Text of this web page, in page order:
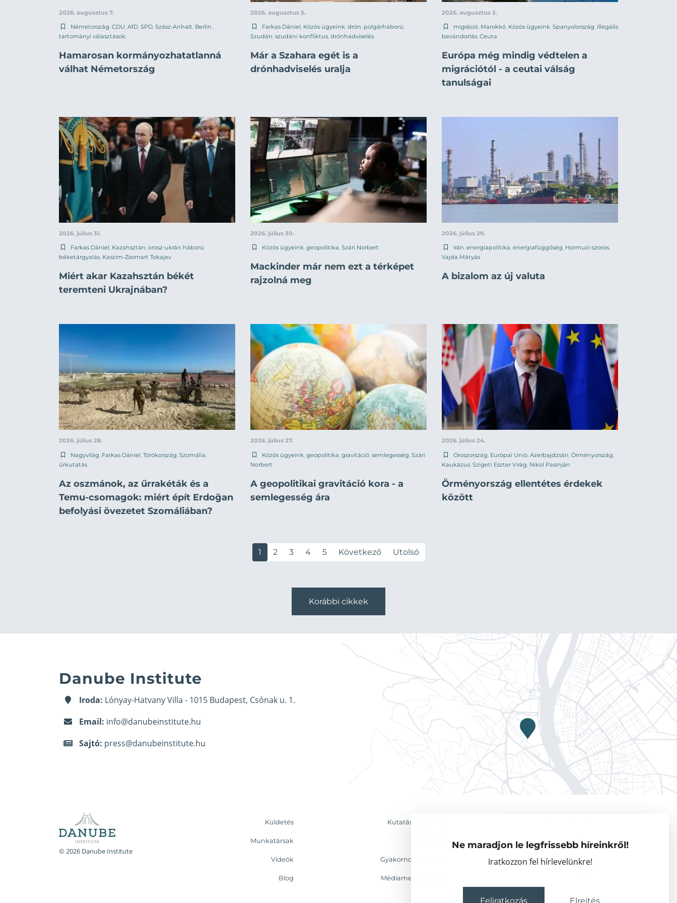
Ne maradjon le legfrissebb híreinkről!
Iratkozzon fel hírlevelünkre!
Feliratkozás Elrejtés
2026. augusztus 7.
Németország CDU AfD SPD Szász-Anhalt Berlin
tartományi választások
Hamarosan kormányozhatatlanná
válhat Németország
2026. augusztus 5.
Farkas Dániel Közös ügyeink drón polgárháború
Szudán szudáni konfliktus drónhadviselés
Már a Szahara egét is a
drónhadviselés uralja
2026. augusztus 3.
migráció Marokkó Közös ügyeink Spanyolország illegális
bevándorlás Ceuta
Európa még mindig védtelen a
migrációtól - a ceutai válság
tanulságai
2026. július 31.
Farkas Dániel, Kazahsztán, orosz-ukrán háború,
béketárgyalás, Kaszim-Zsomart Tokajev
Miért akar Kazahsztán békét
teremteni Ukrajnában?
2026. július 30.
Közös ügyeink, geopolitika, Szári Norbert
Mackinder már nem ezt a térképet
rajzolná meg
2026. július 29.
Irán, energiapolitika, energiafüggőség, Hormuzi-szoros,
Vajda Mátyás
A bizalom az új valuta
2026. július 28.
Nagyvilág Farkas Dániel Törökország Szomália
űrkutatás
Az oszmánok, az űrrakéták és a
Temu-csomagok: miért épít Erdoğan
befolyási övezetet Szomáliában?
2026. július 27.
Közös ügyeink geopolitika gravitáció semlegesség Szári
Norbert
A geopolitikai gravitáció kora - a
semlegesség ára
2026. július 24.
Oroszország Európai Unió Azerbajdzsán Örményország
Kaukázus Szigeti Eszter Virág Nikol Pasinján
Örményország ellentétes érdekek
között
1 2 3 4 5 Következő Utolsó
Korábbi cikkek
Danube Institute
Iroda: Lónyay-Hatvany Villa - 1015 Budapest, Csónak u. 1.
Email: info@danubeinstitute.hu
Sajtó: press@danubeinstitute.hu
© 2026 Danube Institute
Küldetés Kutatás & Elemzés
Munkatársak Vendégkutatók
Videók Gyakornoki program Partnerszervezetek
Blog Médiamegjelenések